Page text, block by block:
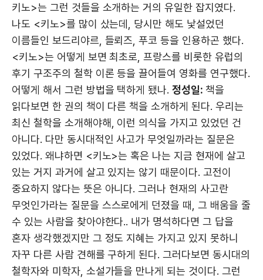
키노>는 그런 것들을 소개하는 거의 유일한 잡지였다.
나도 <키노>를 많이 샀는데, 당시만 해도 낯설었던
이름들인 보드리야르, 들뢰즈, 푸코 등을 인용하곤 했다.
<키노>는 어떻게 보면 최초로, 프랑스를 비롯한 유럽의
후기 구조주의 철학 이론 등을 끌어들여 영화를 연구했다.
어떻게 해서 그런 방법을 택하게 됐나.정성일: 책을
읽다보면 한 권의 책이 다른 책을 소개하게 된다. 우리는
최신 철학을 소개해야해, 이런 의식을 가지고 있었던 건
아니다. 다만 동시대적인 사고가 무엇일까라는 질문은
있었다. 왜냐하면 <키노>는 혹은 나는 지금 현재에 살고
있는 거지 과거에 살고 있지는 않기 때문이다. 고전이
중요하지 않다는 뜻은 아니다. 그러나 현재의 사고란
무엇인가라는 질문을 스스로에게 던졌을 때, 그 배움을 줄
수 있는 사람을 찾아야한다.. 내가 명석하다면 그 답을
혼자 생각했겠지만 그 정도 지혜는 가지고 있지 못하니
자꾸 다른 사람 견해를 구하게 된다. 그러다보면 동시대의
철학자와 미학자, 소설가들을 만나게 되는 것이다. 그런